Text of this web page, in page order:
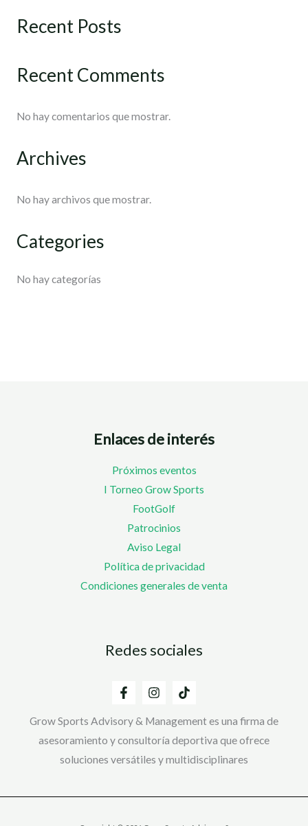
Recent Posts
Recent Comments
No hay comentarios que mostrar.
Archives
No hay archivos que mostrar.
Categories
No hay categorías
Enlaces de interés
Próximos eventos
I Torneo Grow Sports
FootGolf
Patrocinios
Aviso Legal
Política de privacidad
Condiciones generales de venta
Redes sociales
Grow Sports Advisory & Management es una firma de
asesoramiento y consultoría deportiva que ofrece
soluciones versátiles y multidisciplinares